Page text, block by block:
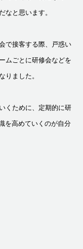
なと思います。
で接客する際、戸惑い
ムごとに研修会などを
りました。
くために、定期的に研
を高めていくのが自分